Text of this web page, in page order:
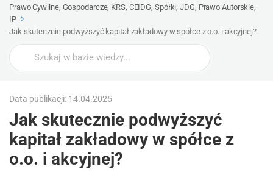
Prawo Cywilne, Gospodarcze, KRS, CEIDG, Spółki, JDG, Prawo Autorskie,
IP
Jak skutecznie podwyższyć kapitał zakładowy w spółce z o.o. i akcyjnej?
Wyszukaj
Data publikacji: 14.04.2025
Jak skutecznie podwyższyć
kapitał zakładowy w spółce z
o.o. i akcyjnej?